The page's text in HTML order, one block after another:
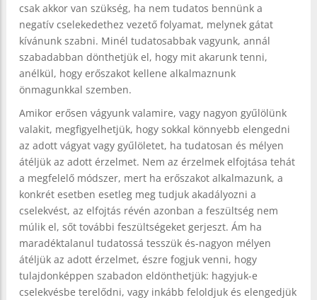
csak akkor van szükség, ha nem tudatos bennünk a
negatív cselekedethez vezető folyamat, melynek gátat
kívánunk szabni. Minél tudatosabbak vagyunk, annál
szabadabban dönthetjük el, hogy mit akarunk tenni,
anélkül, hogy erőszakot kellene alkalmaznunk
önmagunkkal szemben.
Amikor erősen vágyunk valamire, vagy nagyon gyűlölünk
valakit, megfigyelhetjük, hogy sokkal könnyebb elengedni
az adott vágyat vagy gyűlöletet, ha tudatosan és mélyen
átéljük az adott érzelmet. Nem az érzelmek elfojtása tehát
a megfelelő módszer, mert ha erőszakot alkalmazunk, a
konkrét esetben esetleg meg tudjuk akadályozni a
cselekvést, az elfojtás révén azonban a feszültség nem
múlik el, sőt további feszültségeket gerjeszt. Ám ha
maradéktalanul tudatossá tesszük és-nagyon mélyen
átéljük az adott érzelmet, észre fogjuk venni, hogy
tulajdonképpen szabadon eldönthetjük: hagyjuk-e
cselekvésbe terelődni, vagy inkább feloldjuk és elengedjük